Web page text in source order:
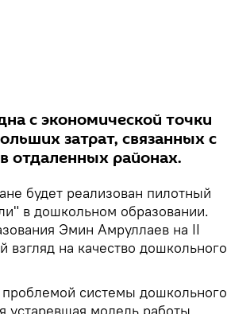
с экономической точки
затрат, связанных с
отдаленных районах.
будет реализован пилотный
в дошкольном образовании.
Эмин Амруллаев на II
на качество дошкольного
системы дошкольного
устаревшая модель работы,